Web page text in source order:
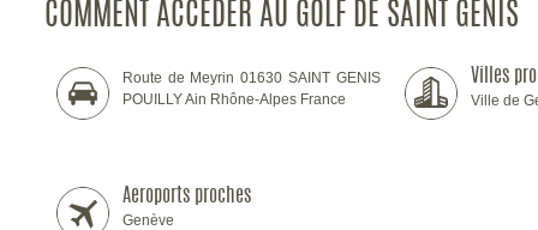
COMMENT ACCÉDER AU GOLF DE SAINT GENIS
Route de Meyrin 01630 SAINT GENIS
POUILLY Ain Rhône-Alpes France
Villes
Ville de
Aeroports proches
Genève